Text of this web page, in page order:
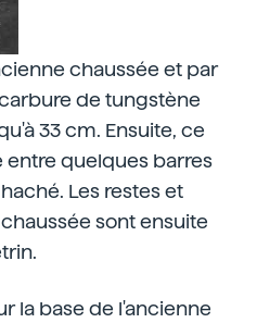
chaussée et par
de tungstène
33 cm. Ensuite, ce
entre quelques barres
Les restes et
sont ensuite
la base de l'ancienne